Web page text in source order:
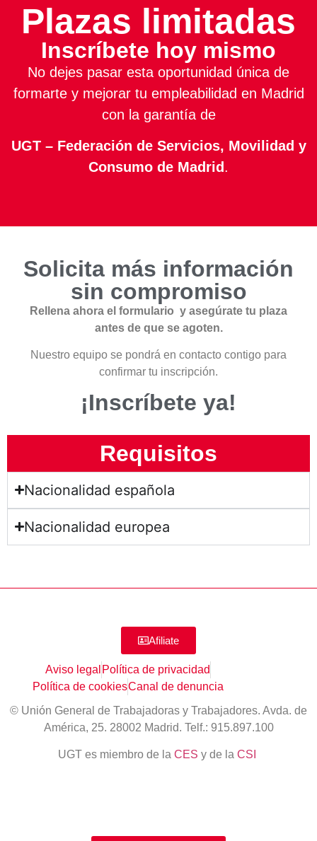
Plazas limitadas
Inscríbete hoy mismo
No dejes pasar esta oportunidad única de
formarte y mejorar tu empleabilidad en Madrid
con la garantía de
UGT – Federación de Servicios, Movilidad y
Consumo de Madrid.
Solicita más información
sin compromiso
Rellena ahora el formulario y asegúrate tu plaza
antes de que se agoten.
Nuestro equipo se pondrá en contacto contigo para
confirmar tu inscripción.
¡Inscríbete ya!
Requisitos
Nacionalidad española
Nacionalidad europea
Afiliate
Aviso legal Política de privacidad
Política de cookiesCanal de denuncia
© Unión General de Trabajadoras y Trabajadores. Avda. de
América, 25. 28002 Madrid. Telf.: 915.897.100
UGT es miembro de la CES y de la CSI